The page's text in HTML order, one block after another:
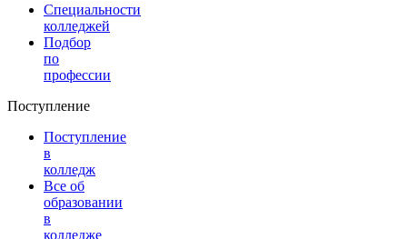
Специальности
колледжей
Подбор
по
профессии
Поступление
Поступление
в
колледж
Все об
образовании
в
колледже